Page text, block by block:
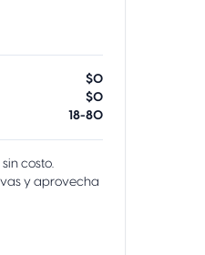
$0
$0
18-80
costo.
y aprovecha